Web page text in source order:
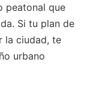
peatonal que
Si tu plan de
la ciudad, te
urbano